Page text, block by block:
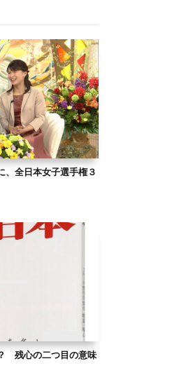
、全日本女子選手権３
残心の二つ目の意味